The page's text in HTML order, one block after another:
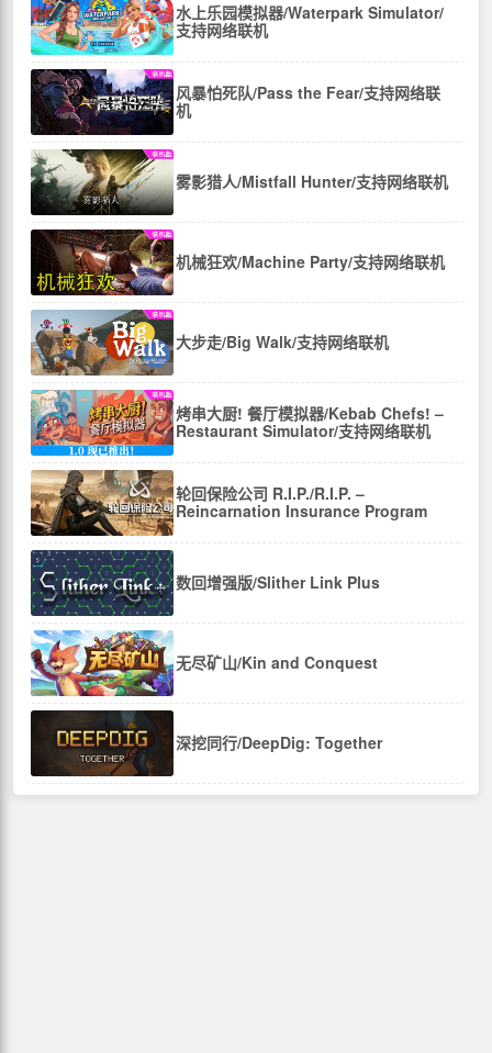
水上乐园模拟器/Waterpark Simulator/
支持网络联机
风暴怕死队/Pass the Fear/支持网络联
机
雾影猎人/Mistfall Hunter/支持网络联机
机械狂欢/Machine Party/支持网络联机
大步走/Big Walk/支持网络联机
烤串大厨! 餐厅模拟器/Kebab Chefs! –
Restaurant Simulator/支持网络联机
轮回保险公司 R.I.P./R.I.P. –
Reincarnation Insurance Program
数回增强版/Slither Link Plus
无尽矿山/Kin and Conquest
深挖同行/DeepDig: Together